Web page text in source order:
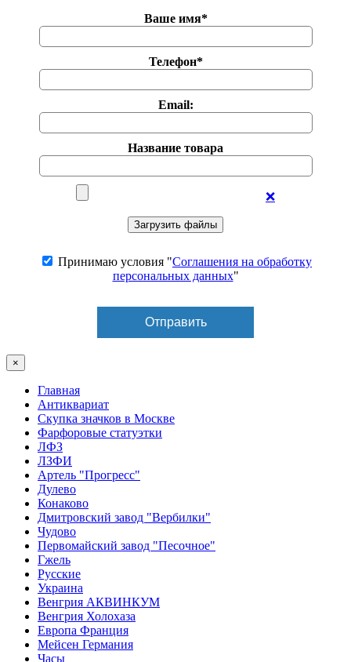
Ваше имя*
Телефон*
Email:
Название товара
❌
Принимаю условия "Соглашения на обработку
персональных данных"
×
Главная
Антиквариат
Скупка значков в Москве
Фарфоровые статуэтки
ЛФЗ
ЛЗФИ
Артель "Прогресс"
Дулево
Конаково
Дмитровский завод "Вербилки"
Чудово
Первомайский завод "Песочное"
Гжель
Русские
Украина
Венгрия АКВИНКУМ
Венгрия Холохаза
Европа Франция
Мейсен Германия
Часы